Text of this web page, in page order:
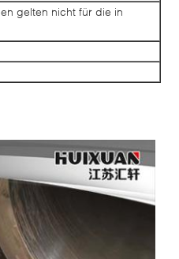
gelten nicht für die in